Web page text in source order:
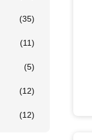
(35)
(11)
(5)
(12)
(12)